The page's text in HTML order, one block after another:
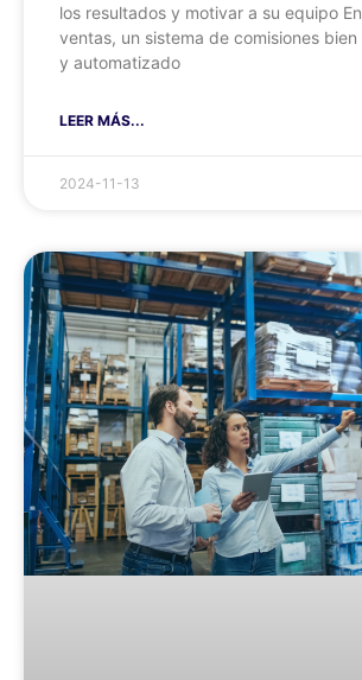
los resultados y motivar a su equipo
ventas, un sistema de comisiones
y automatizado
LEER MÁS...
2024-11-13